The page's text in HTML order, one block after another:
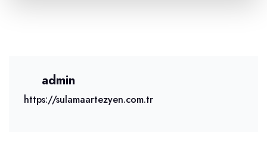
admin
https://sulamaartezyen.com.tr